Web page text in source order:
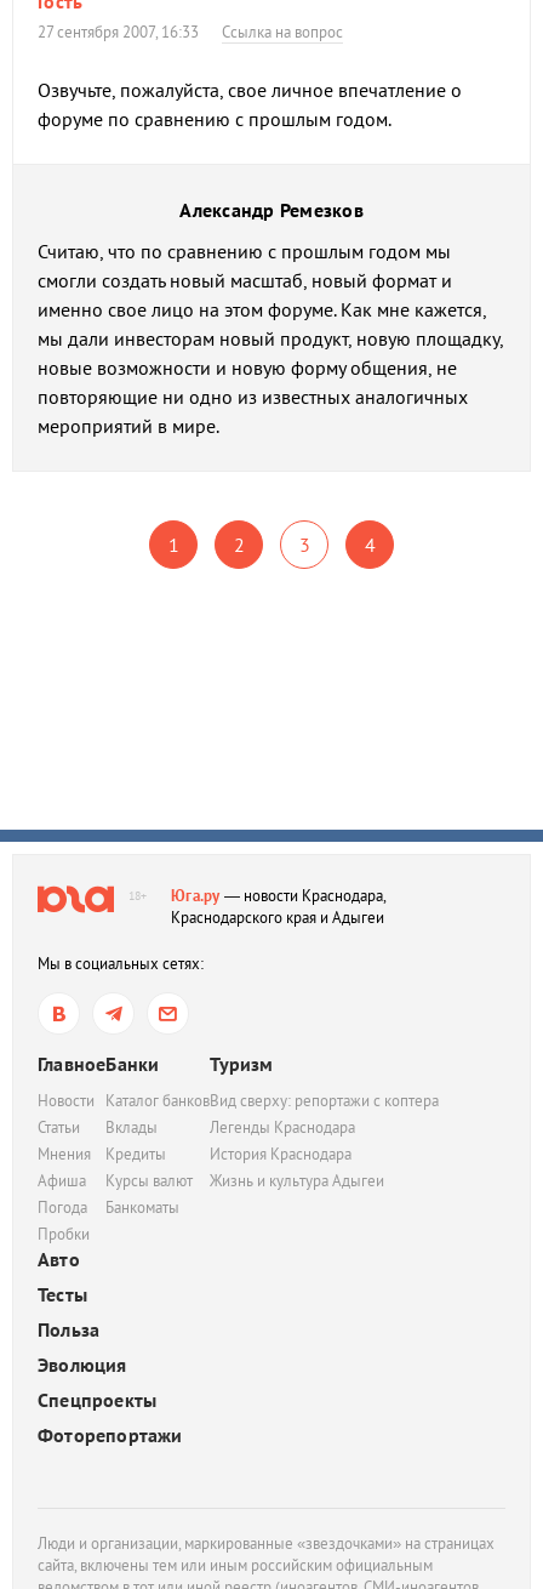
27 сентября 2007, 16:33 Ссылка на вопрос
Озвучьте, пожалуйста, свое личное впечатление о
форуме по сравнению с прошлым годом.
Александр Ремезков
Считаю, что по сравнению с прошлым годом мы
смогли создать новый масштаб, новый формат и
именно свое лицо на этом форуме. Как мне кажется,
мы дали инвесторам новый продукт, новую площадку,
новые возможности и новую форму общения, не
повторяющие ни одно из известных аналогичных
мероприятий в мире.
1 2 3 4
18+ Юга.ру— новости Краснодара,
Краснодарского края и Адыгеи
Мы в социальных сетях:
Главное
Новости
Статьи
Мнения
Афиша
Погода
Пробки
Банки
Каталог банков
Вклады
Кредиты
Курсы валют
Банкоматы
Туризм
Вид сверху: репортажи с коптера
Легенды Краснодара
История Краснодара
Жизнь и культура Адыгеи
Авто
Тесты
Польза
Эволюция
Спецпроекты
Фоторепортажи
Люди и организации, маркированные «звездочками» на страницах
сайта, включены тем или иным российским официальным